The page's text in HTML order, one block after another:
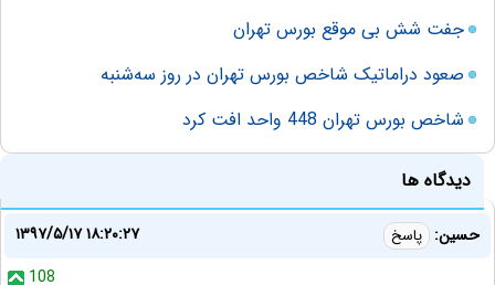
جفت شش بی موقع بورس تهران
صعود دراماتیک شاخص بورس تهران در روز سه‌شنبه
شاخص بورس تهران 448 واحد افت کرد
دیدگاه ها
حسین: پاسخ
۱۳۹۷/۵/۱۷ ۱۸:۲۰:۲۷
108